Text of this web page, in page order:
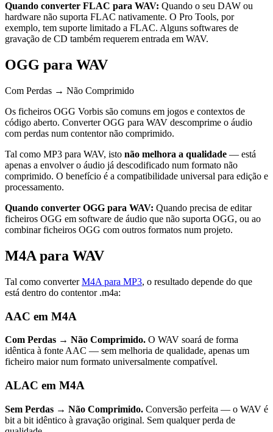
Quando converter FLAC para WAV: Quando o seu DAW ou
hardware não suporta FLAC nativamente. O Pro Tools, por
exemplo, tem suporte limitado a FLAC. Alguns softwares de
gravação de CD também requerem entrada em WAV.
OGG para WAV
Com Perdas → Não Comprimido
Os ficheiros OGG Vorbis são comuns em jogos e contextos de
código aberto. Converter OGG para WAV descomprime o áudio
com perdas num contentor não comprimido.
Tal como MP3 para WAV, isto não melhora a qualidade — está
apenas a envolver o áudio já descodificado num formato não
comprimido. O benefício é a compatibilidade universal para edição e
processamento.
Quando converter OGG para WAV: Quando precisa de editar
ficheiros OGG em software de áudio que não suporta OGG, ou ao
combinar ficheiros OGG com outros formatos num projeto.
M4A para WAV
Tal como converterM4A para MP3, o resultado depende do que
está dentro do contentor .m4a:
AAC em M4A
Com Perdas → Não Comprimido. O WAV soará de forma
idêntica à fonte AAC — sem melhoria de qualidade, apenas um
ficheiro maior num formato universalmente compatível.
ALAC em M4A
Sem Perdas → Não Comprimido. Conversão perfeita — o WAV é
bit a bit idêntico à gravação original. Sem qualquer perda de